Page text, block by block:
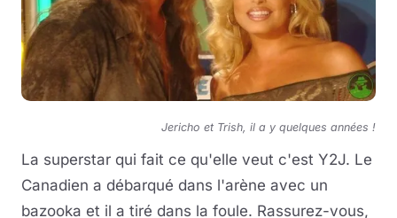
Jericho et Trish, il a y quelques années !
La superstar qui fait ce qu'elle veut c'est Y2J. Le
Canadien a débarqué dans l'arène avec un
bazooka et il a tiré dans la foule. Rassurez-vous,